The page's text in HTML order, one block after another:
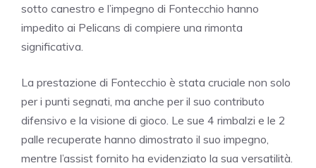
sotto canestro e l’impegno di Fontecchio hanno
impedito ai Pelicans di compiere una rimonta
significativa.
La prestazione di Fontecchio è stata cruciale non solo
per i punti segnati, ma anche per il suo contributo
difensivo e la visione di gioco. Le sue 4 rimbalzi e le 2
palle recuperate hanno dimostrato il suo impegno,
mentre l’assist fornito ha evidenziato la sua versatilità.